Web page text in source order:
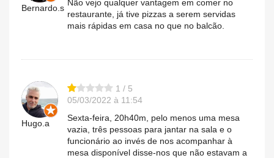
Bernardo.s
Não vejo qualquer vantagem em comer no
restaurante, já tive pizzas a serem servidas
mais rápidas em casa no que no balcão.
Hugo.a
1 / 5
05/03/2022 à 11:54
Sexta-feira, 20h40m, pelo menos uma mesa
vazia, três pessoas para jantar na sala e o
funcionário ao invés de nos acompanhar à
mesa disponível disse-nos que não estavam a